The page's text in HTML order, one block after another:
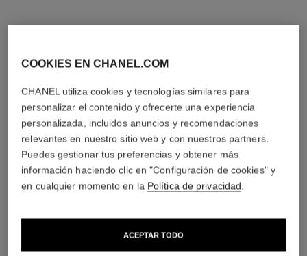
COOKIES EN CHANEL.COM
CHANEL utiliza cookies y tecnologías similares para
personalizar el contenido y ofrecerte una experiencia
personalizada, incluidos anuncios y recomendaciones
relevantes en nuestro sitio web y con nuestros partners.
Puedes gestionar tus preferencias y obtener más
información haciendo clic en "Configuración de cookies" y
en cualquier momento en la Política de privacidad.
ACEPTAR TODO